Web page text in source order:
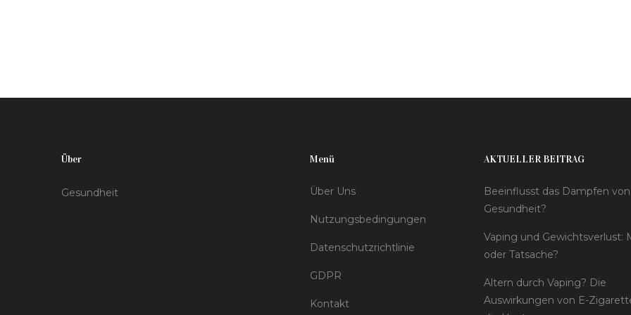
Über
Gesundheit
Menü
Über Uns
Nutzungsbedingungen
Datenschutzrichtlinie
GDPR
Kontakt
AKTUELLER BEITRAG
Beeinflusst das Dampfen von
Gesundheit?
Vaping und Gewichtsverlust:
oder Tatsache?
Altern durch Vaping? Die
Auswirkungen von E-